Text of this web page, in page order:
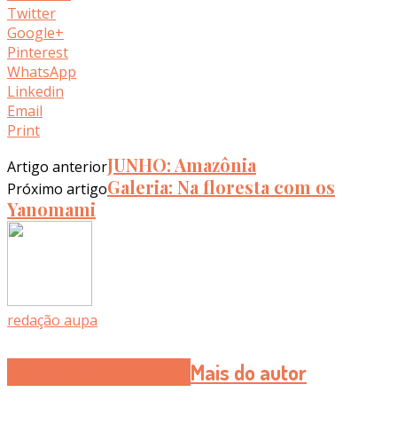
Twitter
Google+
Pinterest
WhatsApp
Linkedin
Email
Print
Artigo anteriorJUNHO: Amazônia
Próximo artigoGaleria: Na floresta com os
Yanomami
redação aupa
Mais do autor